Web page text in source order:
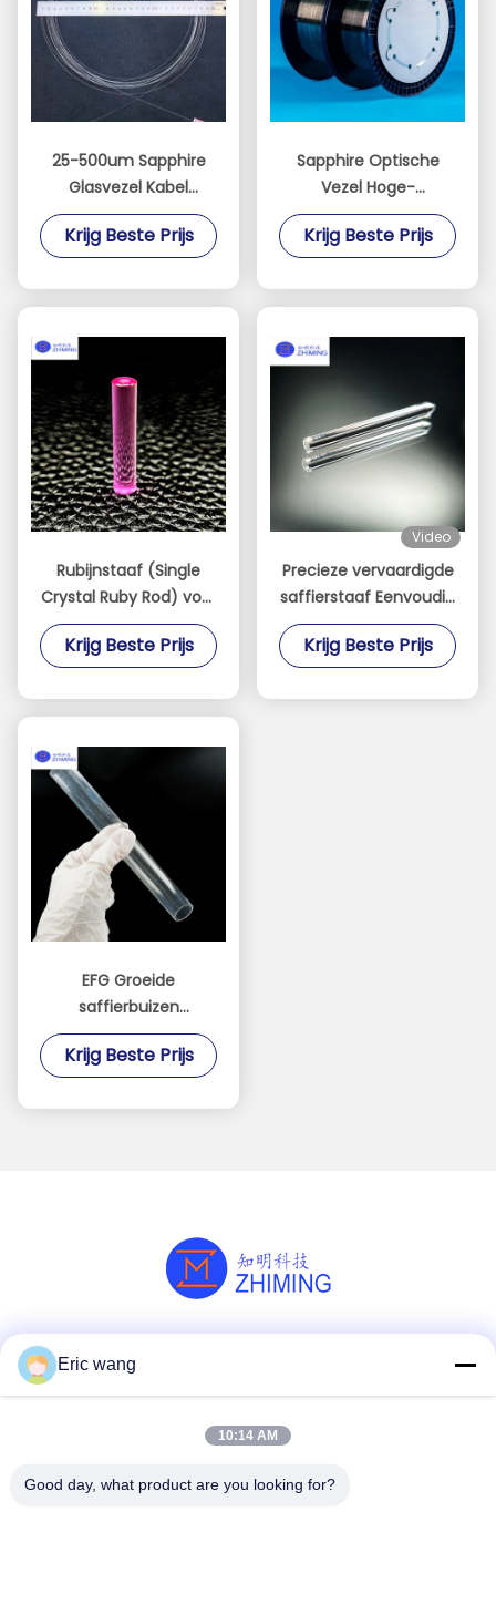
25-500um Sapphire
Glasvezel Kabel
Communicatie Lijn
Aluminiumvezel
Krijg Beste Prijs
Sapphire Optische
Vezel Hoge-
Temperatuur
Bestendige Optische
Krijg Beste Prijs
Rubijnstaaf (Single
Crystal Ruby Rod) voor
geneeskunde,
industrie, ruimtevaart
Krijg Beste Prijs
Video
Precieze vervaardigde
saffierstaaf Eenvoudig
kristal
saffiercomponent van
Krijg Beste Prijs
EFG Groeide
saffierbuizen
Hoogwaardige
enkelkristallen
saffierbuizen
Krijg Beste Prijs
Tel.
Eric wang
10:14 AM
Good day, what product are you looking for?